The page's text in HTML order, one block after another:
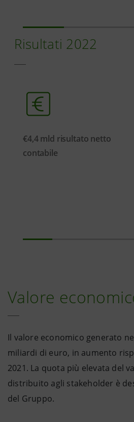
Risultati 2022
€4,4 mld risultato netto
contabile
Valore
Il valore economico generato
miliardi di euro, in aumento
2021. La quota più elevata del
distribuito agli stakeholder è
del Gruppo.